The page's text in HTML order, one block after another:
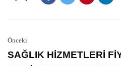
Önceki
SAĞLIK HİZMETLERİ